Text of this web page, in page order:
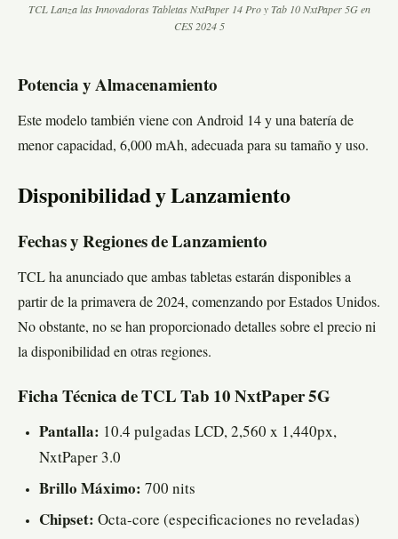
TCL Lanza las Innovadoras Tabletas NxtPaper 14 Pro y Tab 10 NxtPaper 5G en
CES 2024 5
Potencia y Almacenamiento
Este modelo también viene con Android 14 y una batería de
menor capacidad, 6,000 mAh, adecuada para su tamaño y uso.
Disponibilidad y Lanzamiento
Fechas y Regiones de Lanzamiento
TCL ha anunciado que ambas tabletas estarán disponibles a
partir de la primavera de 2024, comenzando por Estados Unidos.
No obstante, no se han proporcionado detalles sobre el precio ni
la disponibilidad en otras regiones.
Ficha Técnica de TCL Tab 10 NxtPaper 5G
Pantalla: 10.4 pulgadas LCD, 2,560 x 1,440px,
NxtPaper 3.0
Brillo Máximo: 700 nits
Chipset: Octa-core (especificaciones no reveladas)